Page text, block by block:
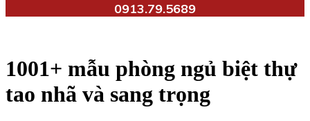
0913.79.5689
1001+ mẫu phòng ngủ biệt thự
tao nhã và sang trọng